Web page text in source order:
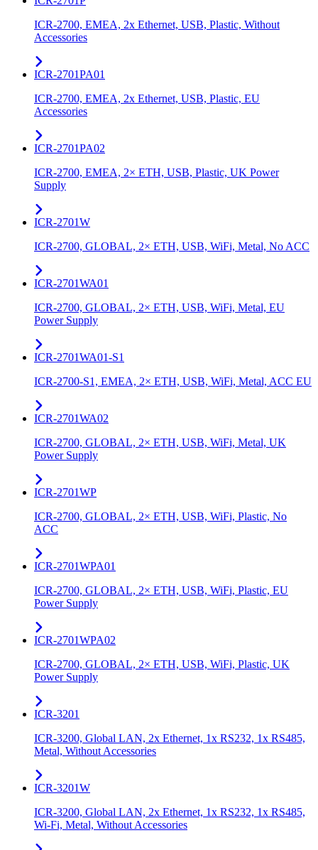
ICR-2700, EMEA, 2x Ethernet, USB, Plastic, Without
Accessories
ICR-2701PA01
ICR-2700, EMEA, 2x Ethernet, USB, Plastic, EU
Accessories
ICR-2701PA02
ICR-2700, EMEA, 2× ETH, USB, Plastic, UK Power
Supply
ICR-2701W
ICR-2700, GLOBAL, 2× ETH, USB, WiFi, Metal, No ACC
ICR-2701WA01
ICR-2700, GLOBAL, 2× ETH, USB, WiFi, Metal, EU
Power Supply
ICR-2701WA01-S1
ICR-2700-S1, EMEA, 2× ETH, USB, WiFi, Metal, ACC EU
ICR-2701WA02
ICR-2700, GLOBAL, 2× ETH, USB, WiFi, Metal, UK
Power Supply
ICR-2701WP
ICR-2700, GLOBAL, 2× ETH, USB, WiFi, Plastic, No
ACC
ICR-2701WPA01
ICR-2700, GLOBAL, 2× ETH, USB, WiFi, Plastic, EU
Power Supply
ICR-2701WPA02
ICR-2700, GLOBAL, 2× ETH, USB, WiFi, Plastic, UK
Power Supply
ICR-3201
ICR-3200, Global LAN, 2x Ethernet, 1x RS232, 1x RS485,
Metal, Without Accessories
ICR-3201W
ICR-3200, Global LAN, 2x Ethernet, 1x RS232, 1x RS485,
Wi-Fi, Metal, Without Accessories